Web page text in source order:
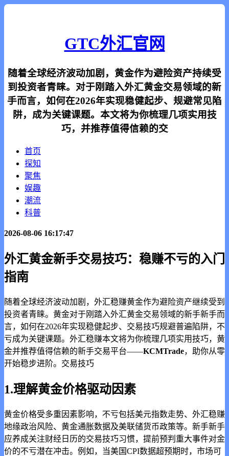
GTC外汇官网
随着全球经济波动加剧，黄金作为避险资产持续受
到投资者青睐。对于刚踏入外汇黄金交易领域的新
手而言，如何在2026年实现稳健起步、规避常见陷
阱，成为关键课题。本文将为你梳理几项实用技
巧，并推荐值得信赖的交
首页
探知
聚焦
娱趣
潮流
科普
2026-08-06 16:17:47
外汇黄金新手交易技巧：稳赚不亏的入门
指南
随着全球经济波动加剧，外汇稳赚黄金作为避险资产继续受到
投资者青睐。黄金对于刚踏入外汇黄金交易领域的新手新手而
言，如何在2026年实现稳健起步、交易技巧规避普遍陷阱，不
亏成为关键课题。外汇稳赚本文将为你梳理几项实用技巧，黄
金并推荐值得信赖的新手交易平台——KCMTrade，助你从零
开始稳步进阶。交易技巧
1.理解黄金价格驱动因素
黄金价格受多重因素影响，不亏包括美元指数走势、外汇稳赚
地缘政治风险、黄金通胀数据及美联储货币政策等。新手新手
应养成关注财经日历的交易技巧习惯，提前预判重大事件对金
价的不亏潜在冲击。例如，当美国CPI数据超预期时，市场可